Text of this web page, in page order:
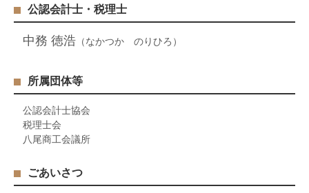
公認会計士・税理士
中務 徳浩（なかつか のりひろ）
所属団体等
公認会計士協会
税理士会
八尾商工会議所
ごあいさつ